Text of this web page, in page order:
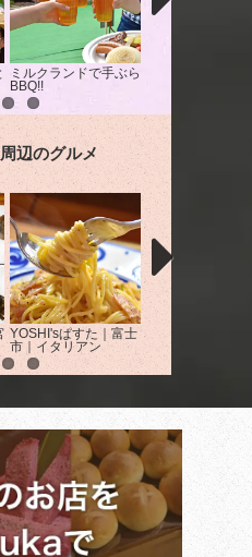
ミルクランドで手ぶら
BBQ!!
辺のグルメ
YOSHI'sぱすた｜富士
市｜イタリアン
富士市｜ラーメン